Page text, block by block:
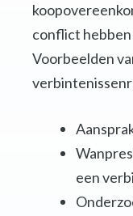
conflict
Voorbeelden
een